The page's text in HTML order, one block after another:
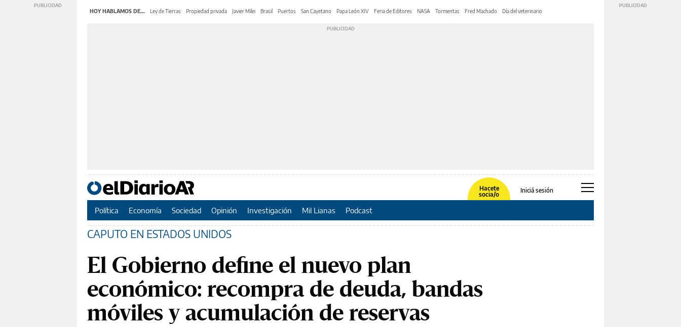
HOY HABLAMOS DE... Ley de Tierras Propiedad privada Javier Milei Brasil Puertos San Cayetano Papa León XIV Feria de Editores NASA Tormentas Fred Machado Día del veterinario
Hacete
socia/o
Iniciá sesión
Política Economía Sociedad Opinión Investigación Mil Lianas Podcast
CAPUTO EN ESTADOS UNIDOS
El Gobierno define el nuevo plan
económico: recompra de deuda, bandas
móviles y acumulación de reservas